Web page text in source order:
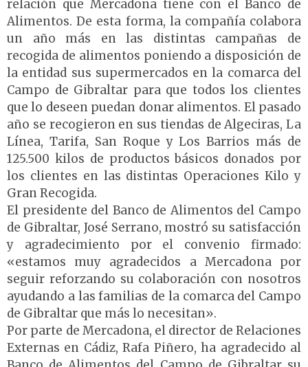
relación que Mercadona tiene con el Banco de
Alimentos. De esta forma, la compañía colabora
un año más en las distintas campañas de
recogida de alimentos poniendo a disposición de
la entidad sus supermercados en la comarca del
Campo de Gibraltar para que todos los clientes
que lo deseen puedan donar alimentos. El pasado
año se recogieron en sus tiendas de Algeciras, La
Línea, Tarifa, San Roque y Los Barrios más de
125.500 kilos de productos básicos donados por
los clientes en las distintas Operaciones Kilo y
Gran Recogida.
El presidente del Banco de Alimentos del Campo
de Gibraltar, José Serrano, mostró su satisfacción
y agradecimiento por el convenio firmado:
«estamos muy agradecidos a Mercadona por
seguir reforzando su colaboración con nosotros
ayudando a las familias de la comarca del Campo
de Gibraltar que más lo necesitan».
Por parte de Mercadona, el director de Relaciones
Externas en Cádiz, Rafa Piñero, ha agradecido al